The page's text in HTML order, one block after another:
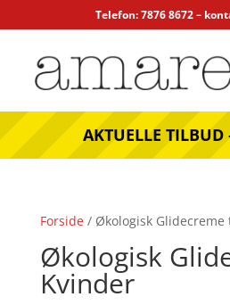
Telefon: 7876 8672 –
AKTUELLE TILBUD
Forside/ Økologisk Glidecreme
Økologisk
Kvinder